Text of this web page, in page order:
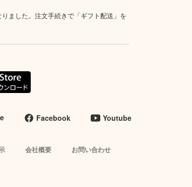
ました。注文手続きで「ギフト配送」を
Facebook Youtube
会社概要 お問い合わせ